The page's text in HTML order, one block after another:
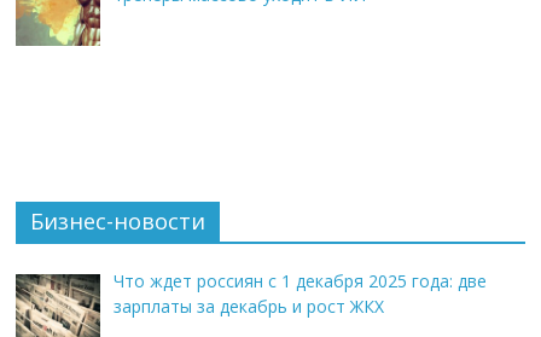
Бизнес-новости
Что ждет россиян с 1 декабря 2025 года: две
зарплаты за декабрь и рост ЖКХ